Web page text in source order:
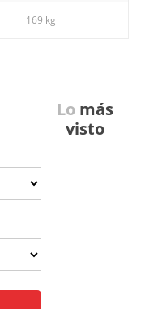
169 kg
Lo más
visto